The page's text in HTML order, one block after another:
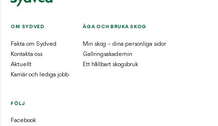
OM SYDVED
Fakta om Sydved
Kontakta oss
Aktuellt
Karriär och lediga jobb
ÄGA OCH BRUKA SKOG
Min skog – dina personliga sidor
Gallringsakademin
Ett hållbart skogsbruk
FÖLJ
Facebook